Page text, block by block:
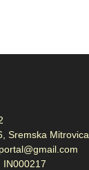
Sremska Mitrovica
IN000217